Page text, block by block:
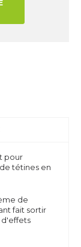
pour
tétines en
de
fait sortir
d'effets